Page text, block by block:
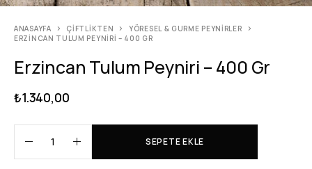
ANASAYFA ÇIFTLIKTEN
YÖRESEL & GURME PEYNIRLER
ERZINCAN TULUM PEYNIRI – 400 GR
Erzincan Tulum Peyniri – 400 Gr
₺1.340,00
SEPETE EKLE